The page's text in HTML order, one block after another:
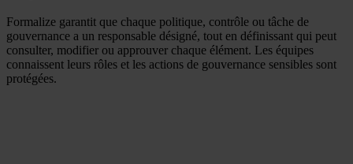
Formalize garantit que chaque politique, contrôle ou tâche de
gouvernance a un responsable désigné, tout en définissant qui peut
consulter, modifier ou approuver chaque élément. Les équipes
connaissent leurs rôles et les actions de gouvernance sensibles sont
protégées.